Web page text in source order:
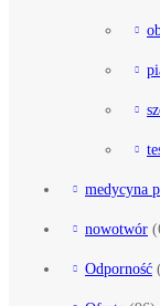
medycyna
nowotwór
Odporność